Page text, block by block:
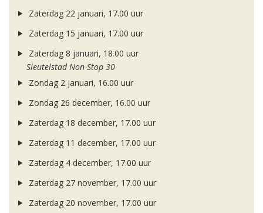
Zaterdag 22 januari, 17.00 uur
Zaterdag 15 januari, 17.00 uur
Zaterdag 8 januari, 18.00 uur
Sleutelstad Non-Stop 30
Zondag 2 januari, 16.00 uur
Zondag 26 december, 16.00 uur
Zaterdag 18 december, 17.00 uur
Zaterdag 11 december, 17.00 uur
Zaterdag 4 december, 17.00 uur
Zaterdag 27 november, 17.00 uur
Zaterdag 20 november, 17.00 uur